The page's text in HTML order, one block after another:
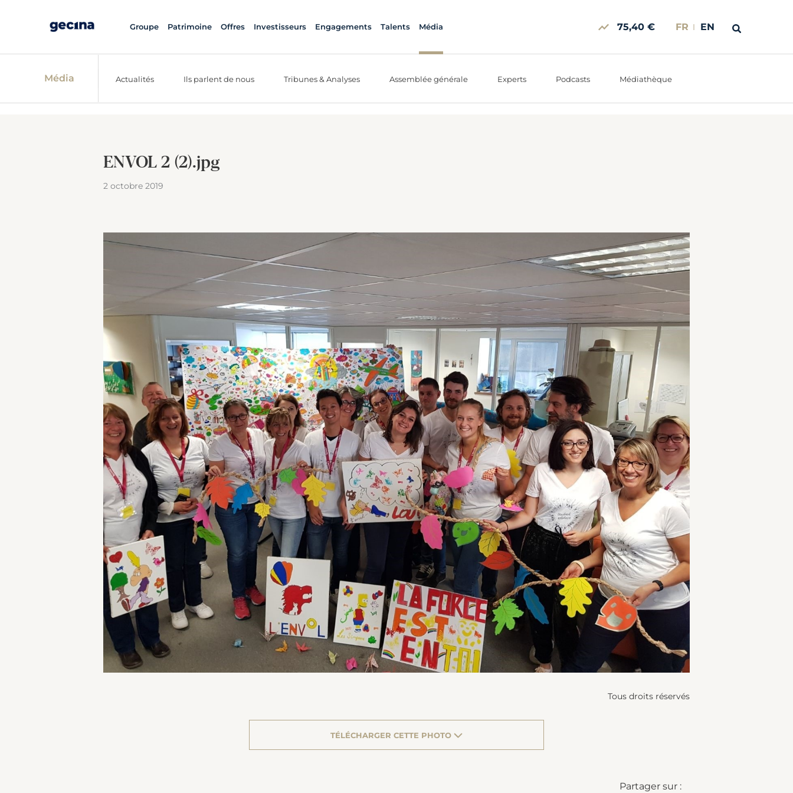
Groupe Patrimoine Offres Investisseurs Engagements Talents Média 75,40 € FR EN
Média Actualités Ils parlent de nous Tribunes & Analyses Assemblée générale Experts Podcasts Médiathèque
ENVOL 2 (2).jpg
2 octobre 2019
Tous droits réservés
TÉLÉCHARGER CETTE PHOTO
Partager sur :